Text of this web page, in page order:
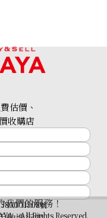
我們的服務！
估價、
收購店
號
All Rights Reserved.